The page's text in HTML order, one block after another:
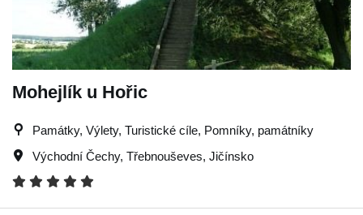
Mohejlík u Hořic
Památky, Výlety, Turistické cíle, Pomníky, památníky
Východní Čechy, Třebnouševes, Jičínsko